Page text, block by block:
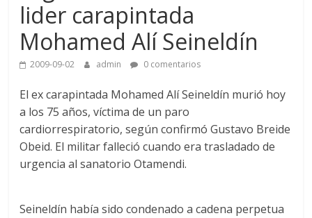
lider carapintada
Mohamed Alí Seineldín
2009-09-02 admin 0 comentarios
El ex carapintada Mohamed Alí Seineldín murió hoy
a los 75 años, víctima de un paro
cardiorrespiratorio, según confirmó Gustavo Breide
Obeid. El militar falleció cuando era trasladado de
urgencia al sanatorio Otamendi.
Seineldín había sido condenado a cadena perpetua